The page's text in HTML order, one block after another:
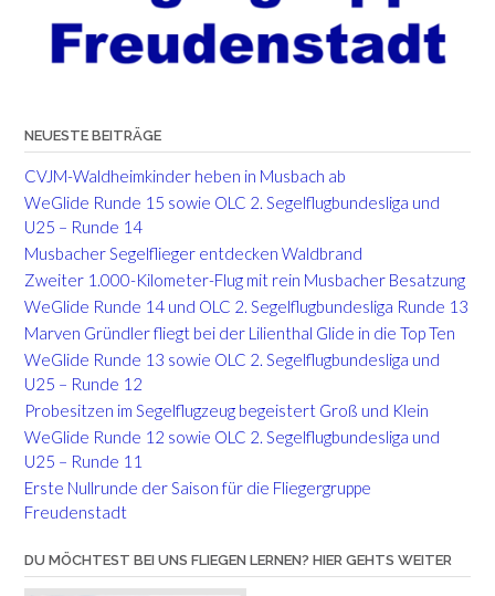
NEUESTE BEITRÄGE
CVJM-Waldheimkinder heben in Musbach ab
WeGlide Runde 15 sowie OLC 2. Segelflugbundesliga und
U25 – Runde 14
Musbacher Segelflieger entdecken Waldbrand
Zweiter 1.000-Kilometer-Flug mit rein Musbacher Besatzung
WeGlide Runde 14 und OLC 2. Segelflugbundesliga Runde 13
Marven Gründler fliegt bei der Lilienthal Glide in die Top Ten
WeGlide Runde 13 sowie OLC 2. Segelflugbundesliga und
U25 – Runde 12
Probesitzen im Segelflugzeug begeistert Groß und Klein
WeGlide Runde 12 sowie OLC 2. Segelflugbundesliga und
U25 – Runde 11
Erste Nullrunde der Saison für die Fliegergruppe
Freudenstadt
DU MÖCHTEST BEI UNS FLIEGEN LERNEN? HIER GEHTS WEITER